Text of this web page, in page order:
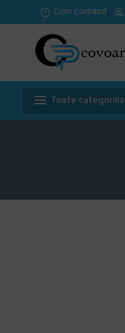
Cum comand
Toate categoriile